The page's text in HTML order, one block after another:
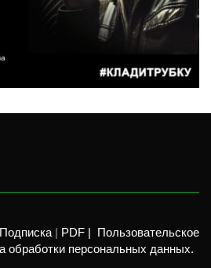
Подписка PDF |
Пользовательское
обработки персональных данных.